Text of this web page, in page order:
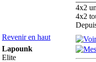
4x2
4x2
Revenir en haut
Lapounk
Elite